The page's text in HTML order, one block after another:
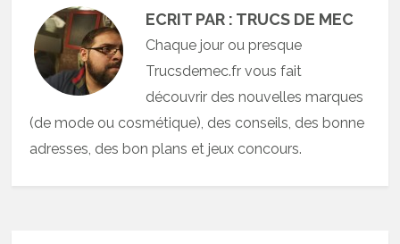
ECRIT PAR : TRUCS DE MEC
Chaque jour ou presque
Trucsdemec.fr vous fait
découvrir des nouvelles marques
(de mode ou cosmétique), des conseils, des bonne
adresses, des bon plans et jeux concours.